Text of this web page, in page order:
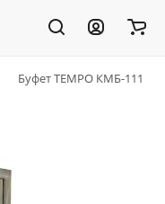
Буфет TEMPO КМБ-111